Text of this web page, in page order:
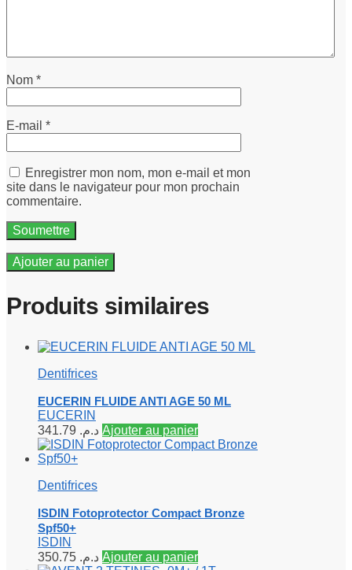
Nom *
E-mail *
Enregistrer mon nom, mon e-mail et mon
site dans le navigateur pour mon prochain
commentaire.
Ajouter au panier
Produits similaires
Dentifrices
EUCERIN FLUIDE ANTI AGE 50 ML
EUCERIN
د.م. Ajouter au panier
Dentifrices
ISDIN Fotoprotector Compact Bronze
Spf50+
ISDIN
د.م. Ajouter au panier